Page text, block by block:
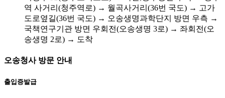
역 사거리(청주역로) → 월곡사거리(36번 국도) → 고가
도로옆길(36번 국도) → 오송생명과학단지 방면 우측 →
국책연구기관 방면 우회전(오송생명 3로) → 좌회전(오
송생명 2로) → 도착
오송청사 방문 안내
출입증발급